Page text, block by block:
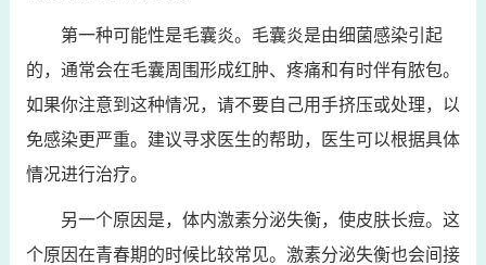
第一种可能性是毛囊炎。毛囊炎是由细菌感染引起
的，通常会在毛囊周围形成红肿、疼痛和有时伴有脓包。
如果你注意到这种情况，请不要自己用手挤压或处理，以
免感染更严重。建议寻求医生的帮助，医生可以根据具体
情况进行治疗。
另一个原因是，体内激素分泌失衡，使皮肤长痘。这
个原因在青春期的时候比较常见。激素分泌失衡也会间接